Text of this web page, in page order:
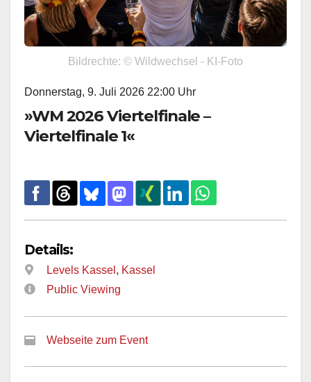
Bildrechte: © Wildwechsel - KI-Foto
Donnerstag, 9. Juli 2026 22:00 Uhr
»WM 2026 Viertelfinale –
Viertelfinale 1«
Details:
Levels Kassel , Kassel
Public Viewing
Webseite zum Event